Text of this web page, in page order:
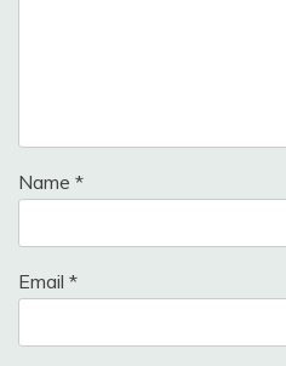
Name *
Email *